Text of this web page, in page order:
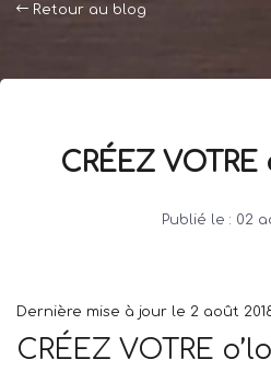
Retour au blog
CRÉEZ
Publié le : 02
Dernière mise à jour le 2 août
CRÉEZ VOTRE